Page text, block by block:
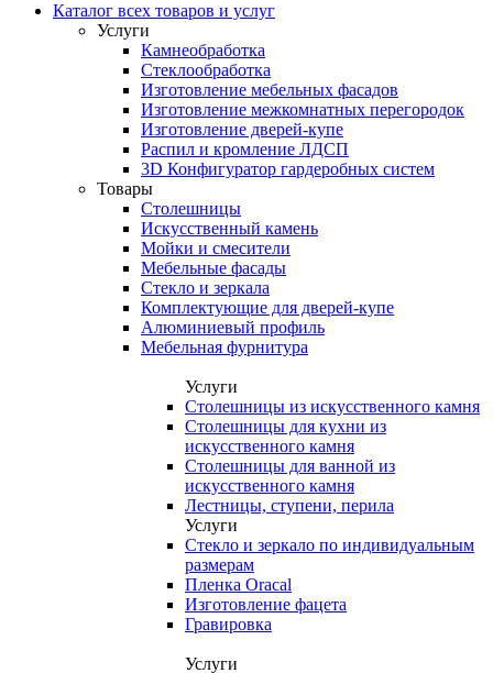
Каталог всех товаров и услуг
Услуги
Камнеобработка
Стеклообработка
Изготовление мебельных фасадов
Изготовление межкомнатных перегородок
Изготовление дверей-купе
Распил и кромление ЛДСП
3D Конфигуратор гардеробных систем
Товары
Столешницы
Искусственный камень
Мойки и смесители
Мебельные фасады
Стекло и зеркала
Комплектующие для дверей-купе
Алюминиевый профиль
Мебельная фурнитура
Услуги
Столешницы из искусственного камня
Столешницы для кухни из
искусственного камня
Столешницы для ванной из
искусственного камня
Лестницы, ступени, перила
Услуги
Стекло и зеркало по индивидуальным
размерам
Пленка Oracal
Изготовление фацета
Гравировка
Услуги